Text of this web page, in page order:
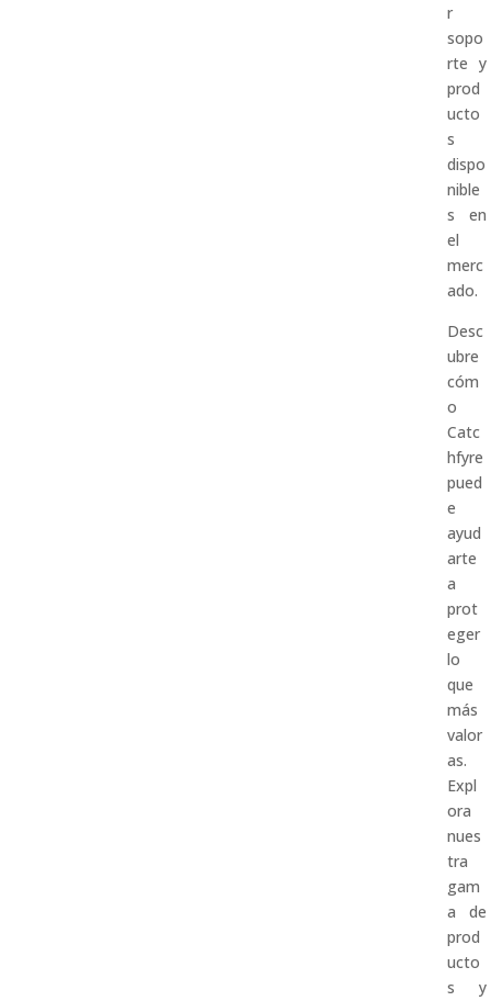
r
sopo
rte y
prod
ucto
s
dispo
nible
s en
el
merc
ado.
Desc
ubre
cóm
o
Catc
hfyre
pued
e
ayud
arte
a
prot
eger
lo
que
más
valor
as.
Expl
ora
nues
tra
gam
a de
prod
ucto
s y